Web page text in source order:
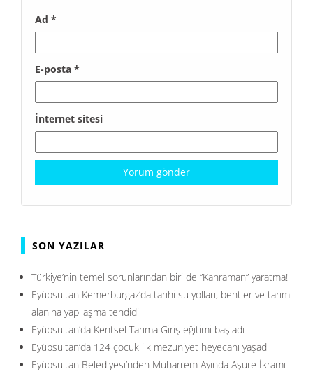
Ad *
E-posta *
İnternet sitesi
SON YAZILAR
Türkiye’nin temel sorunlarından biri de ”Kahraman” yaratma!
Eyüpsultan Kemerburgaz’da tarihi su yolları, bentler ve tarım
alanına yapılaşma tehdidi
Eyüpsultan’da Kentsel Tarıma Giriş eğitimi başladı
Eyüpsultan’da 124 çocuk ilk mezuniyet heyecanı yaşadı
Eyüpsultan Belediyesi’nden Muharrem Ayında Aşure İkramı